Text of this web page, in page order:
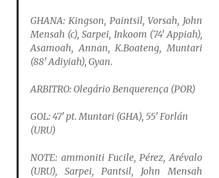
GHANA: Kingson, Paintsil, Vorsah, John
Mensah (c), Sarpei, Inkoom (74′ Appiah),
Asamoah, Annan, K.Boateng, Muntari
(88′ Adiyiah), Gyan.
ARBITRO: Olegário Benquerença (POR)
GOL:47′ pt. Muntari (GHA), 55′ Forlán
(URU)
NOTE: ammoniti Fucile, Pérez, Arévalo
(URU), Sarpei, Pantsil, John Mensah